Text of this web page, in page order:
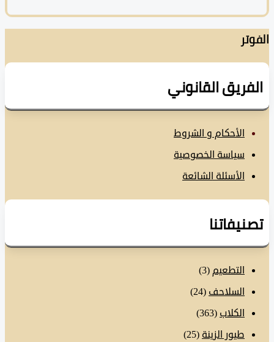
القانوني
الأحكام و الشروط
سياسة الخصوصية
الأسئلة الشائعة
التطعيم(3)
السلاحف(24)
الكلاب(363)
طيور الزينة (25)